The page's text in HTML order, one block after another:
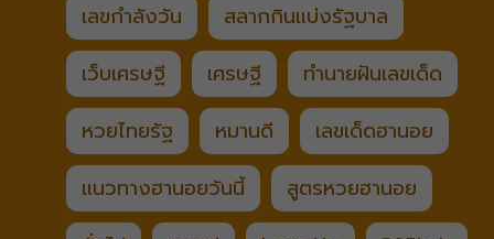
เลขกำลังวัน
สลากกินแบ่งรัฐบาล
เว็บเศรษฐี
เศรษฐี
ทำนายฝันเลขเด็ด
หวยไทยรัฐ
หมานดี
เลขเด็ดฮานอย
แนวทางฮานอยวันนี้
สูตรหวยฮานอย